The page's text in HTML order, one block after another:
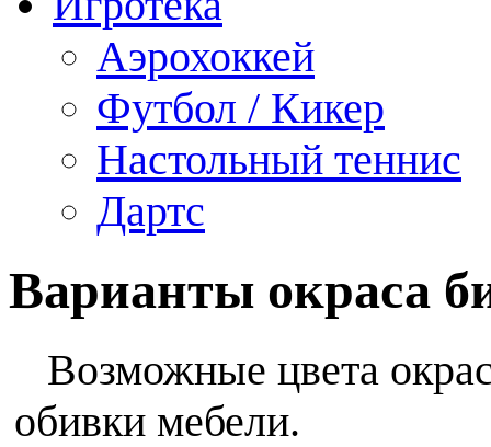
Аэрохоккей
Футбол / Кикер
Настольный теннис
Дартс
Варианты окраса
Возможные цвета
обивки мебели.